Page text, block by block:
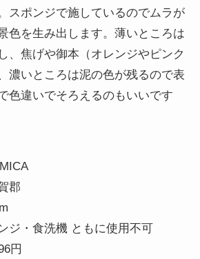
スポンジで施しているのでムラが
色を生み出します。薄いところは
、焦げや御本（オレンジやピンク
濃いところは泥の色が残るので表
色違いでそろえるのもいいです
郡
ジ・食洗機 ともに使用不可
円